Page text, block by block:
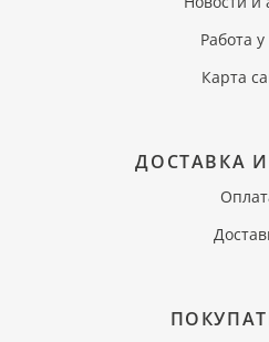
Работа у
Карта
ДОСТАВКА